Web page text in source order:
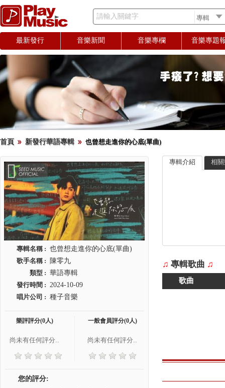
請輸入關鍵字
最新發行 音樂新聞 音樂專欄 音樂專題
首頁 新發行華語專輯 也曾想走進你的心底(單曲)
專輯名稱 : 也曾想走進你的心底(單曲)
歌手名稱 :
陳零九
類型 : 華語專輯
發行時間 : 2024-10-09
唱片公司 : 種子音樂
樂評評分(0人)
尚未有任何評分..
一般會員評分(0人)
尚未有任何評分..
您的評分:
專輯介紹 相
♫ 專輯歌曲 ♫
歌曲